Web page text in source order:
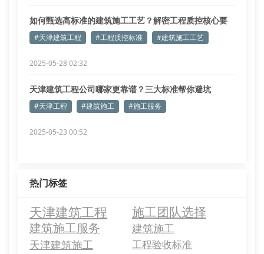
如何甄选高标准的建筑施工工艺？解密工程质控核心要
素#天津建筑工程 #工程质控标准 #建筑施工工艺
2025-05-28 02:32
天津建筑工程公司哪家更靠谱？三大标准帮你避坑
#天津工程 #建筑施工 #施工服务
2025-05-23 00:52
热门标签
天津建筑工程 施工团队选择
建筑施工服务
建筑施工
天津建筑施工
工程验收标准